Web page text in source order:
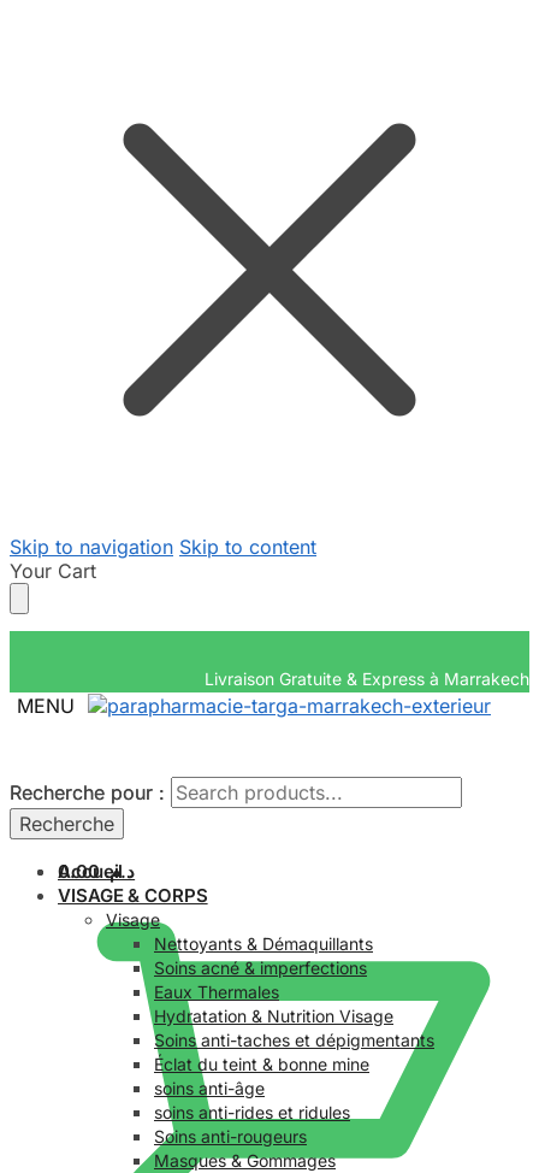
Skip to navigation Skip to content
Your Cart
Livraison Gratuite &
MENU
Recherche pour :
Recherche
د.م.0.00
Recherche pour :
Recherche
Accueil
VISAGE & CORPS
Visage
Nettoyants & Démaquillants
Soins acné & imperfections
Eaux Thermales
Hydratation & Nutrition Visage
Soins anti-taches et dépigmentants
Éclat du teint & bonne mine
soins anti-âge
soins anti-rides et ridules
Soins anti-rougeurs
Masques & Gommages